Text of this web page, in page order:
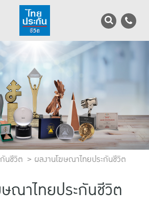
TH EN
ต
นชีวิต ผลงานโฆษณาไทยประกันชีวิต
ณาไทยประกันชีวิต